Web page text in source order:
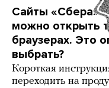
Сайты «Сбера»
можно открыть
браузерах. Это
выбрать?
Короткая
переходить на